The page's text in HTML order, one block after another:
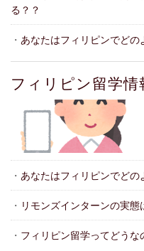
る？？
・ あなたはフィリピンでどの
フィリピン留学情
・ あなたはフィリピンでどの
・ リモンズインターンの実態
・ フィリピン留学ってどうな